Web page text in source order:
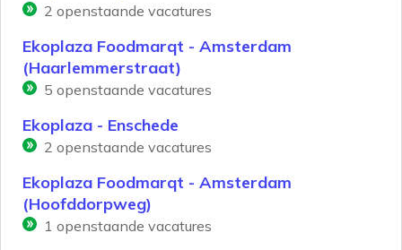
2 openstaande vacatures
Ekoplaza Foodmarqt - Amsterdam
(Haarlemmerstraat)
5 openstaande vacatures
Ekoplaza - Enschede
2 openstaande vacatures
Ekoplaza Foodmarqt - Amsterdam
(Hoofddorpweg)
1 openstaande vacatures